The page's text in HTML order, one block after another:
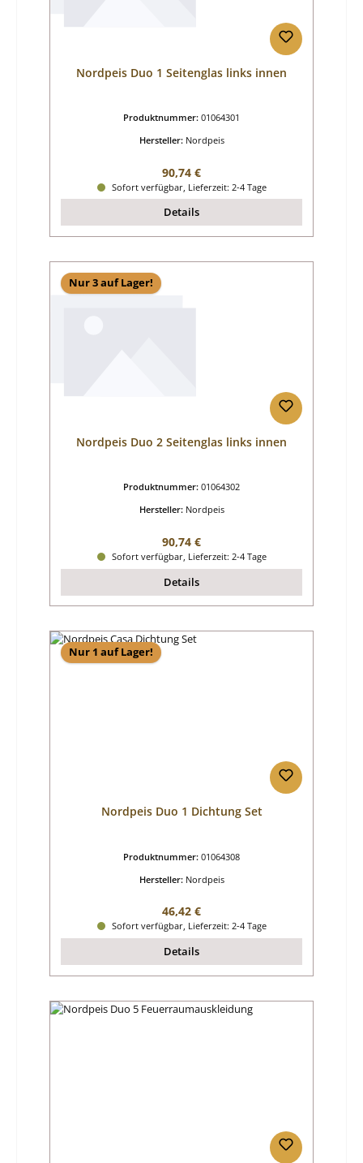
Nordpeis Duo 1 Seitenglas links innen
Produktnummer: 01064301
Hersteller: Nordpeis
Regulärer Preis:
90,74 €
Sofort verfügbar, Lieferzeit: 2-4 Tage
Details
Nur 3 auf Lager!
Nordpeis Duo 2 Seitenglas links innen
Produktnummer: 01064302
Hersteller: Nordpeis
Regulärer Preis:
90,74 €
Sofort verfügbar, Lieferzeit: 2-4 Tage
Details
Nur 1 auf Lager!
Nordpeis Duo 1 Dichtung Set
Produktnummer: 01064308
Hersteller: Nordpeis
Regulärer Preis:
46,42 €
Sofort verfügbar, Lieferzeit: 2-4 Tage
Details